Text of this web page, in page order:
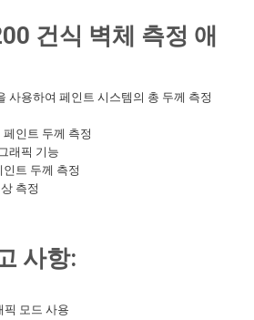
건식 벽체 측정 애
사용하여 페인트 시스템의 총 두께 측정
인트 두께 측정
래픽 기능
트 두께 측정
측정
사항:
픽 모드 사용